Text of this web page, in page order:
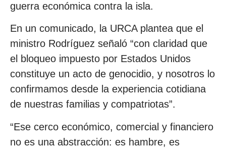
guerra económica contra la isla.
En un comunicado, la URCA plantea que el
ministro Rodríguez señaló “con claridad que
el bloqueo impuesto por Estados Unidos
constituye un acto de genocidio, y nosotros lo
confirmamos desde la experiencia cotidiana
de nuestras familias y compatriotas”.
“Ese cerco económico, comercial y financiero
no es una abstracción: es hambre, es